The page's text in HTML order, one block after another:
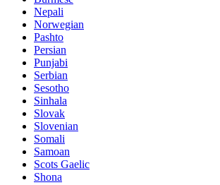
Nepali
Norwegian
Pashto
Persian
Punjabi
Serbian
Sesotho
Sinhala
Slovak
Slovenian
Somali
Samoan
Scots Gaelic
Shona